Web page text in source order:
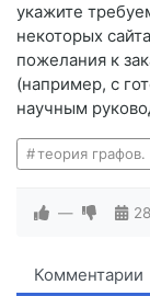
укажите
некоторых
пожелания к
(например, с
научным
теория
—
Комментарии